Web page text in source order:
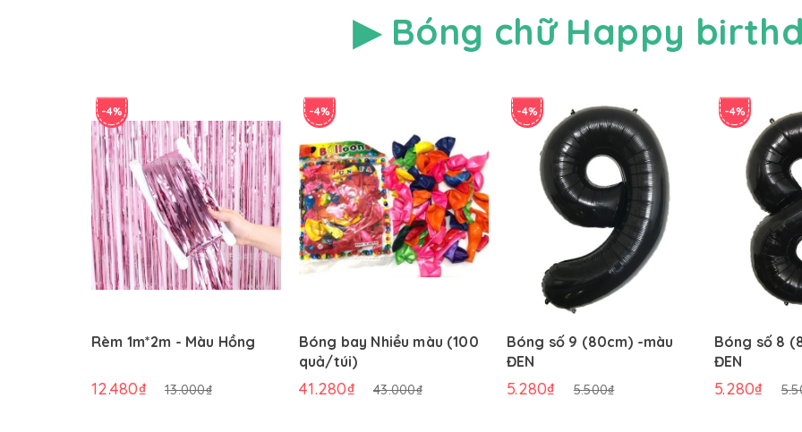
▶ Bóng chữ Happy
-4%
Rèm 1m*2m - Màu Hồng
12.480₫ 13.000₫
-4%
Bóng bay Nhiều màu (100
quả/túi)
41.280₫ 43.000₫
-4%
Bóng số 9 (80cm) -màu
ĐEN
5.280₫ 5.500₫
-4%
Bóng số 8
ĐEN
5.280₫